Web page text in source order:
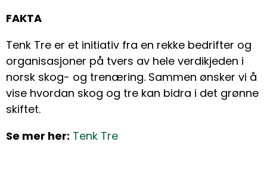
FAKTA
Tenk Tre er et initiativ fra en rekke bedrifter og
organisasjoner på tvers av hele verdikjeden i
norsk skog- og trenæring. Sammen ønsker vi å
vise hvordan skog og tre kan bidra i det grønne
skiftet.
Se mer her: Tenk Tre